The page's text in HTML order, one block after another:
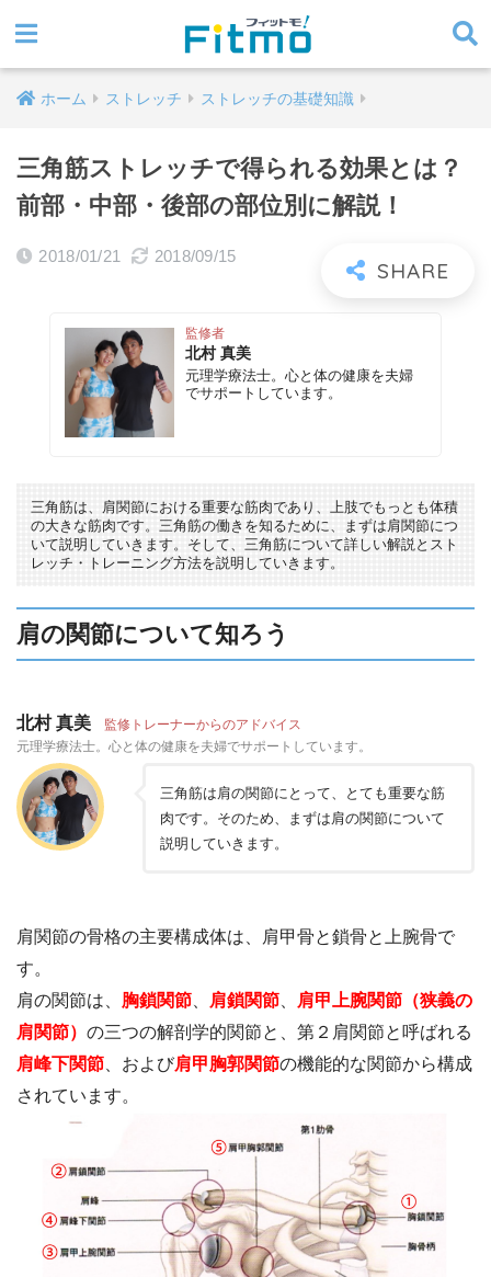
ホーム ストレッチ ストレッチの基礎知識
三角筋ストレッチで得られる効果とは？
前部・中部・後部の部位別に解説！
2018/01/21 2018/09/15
監修者
北村 真美
元理学療法士。心と体の健康を夫婦
でサポートしています。
三角筋は、肩関節における重要な筋肉であり、上肢でもっとも体積
の大きな筋肉です。三角筋の働きを知るために、まずは肩関節につ
いて説明していきます。そして、三角筋について詳しい解説とスト
レッチ・トレーニング方法を説明していきます。
肩の関節について知ろう
北村 真美 監修トレーナーからのアドバイス
元理学療法士。心と体の健康を夫婦でサポートしています。
三角筋は肩の関節にとって、とても重要な筋
肉です。そのため、まずは肩の関節について
説明していきます。
肩関節の骨格の主要構成体は、肩甲骨と鎖骨と上腕骨で
す。
肩の関節は、 胸鎖関節 肩鎖関節
肩甲上腕関節（狭義の
肩関節） の三つの解剖学的関節と、第２肩関節と呼ばれる
肩峰下関節 、および肩甲胸郭関節の機能的な関節から構成
されています。